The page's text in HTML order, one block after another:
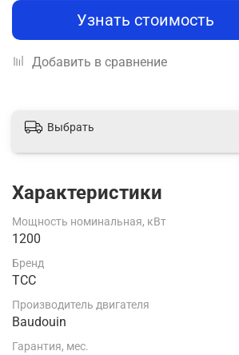
Узнать стоимость
Добавить в сравнение
Выбрать
Характеристики
Мощность номинальная, кВт
1200
Бренд
ТСС
Производитель двигателя
Baudouin
Гарантия, мес.